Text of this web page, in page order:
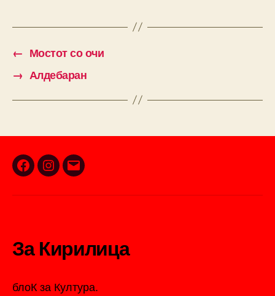
← Мостот со очи
→ Алдебаран
Facebook
Instagram
Email
За Кирилица
блоК за Култура.